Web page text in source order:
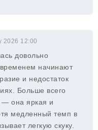
2026 12:00
довольно
начинают
и недостаток
Больше всего
— она яркая и
медленный темп в
легкую скуку.